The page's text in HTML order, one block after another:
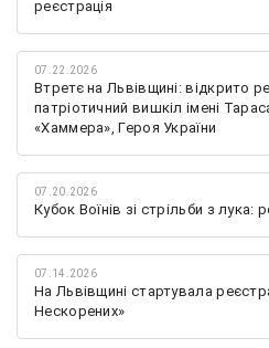
реєстрація
07.22.2026
Втретє на Львівщині: відкрито
патріотичний вишкіл імені
«Хаммера», Героя України
07.20.2026
Кубок Воїнів зі стрільби з лука:
07.14.2026
На Львівщині стартувала
Нескорених»